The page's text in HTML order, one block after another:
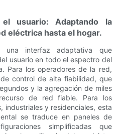
usuario: Adaptando la
eléctrica hasta el hogar.
una interfaz adaptativa que
usuario en todo el espectro del
Para los operadores de la red,
control de alta fiabilidad, que
y la agregación de miles
de red fiable. Para los
industriales y residenciales, esta
se traduce en paneles de
simplificadas que